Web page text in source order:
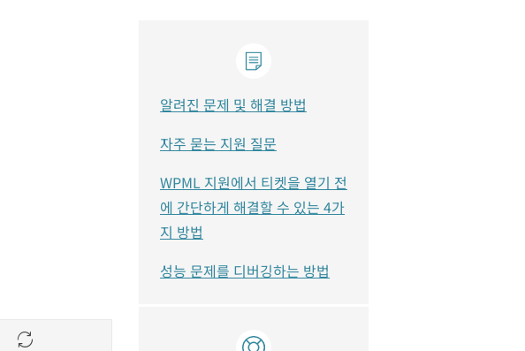
알려진 문제 및 해결 방법
자주 묻는 지원 질문
WPML 지원에서 티켓을 열기 전
에 간단하게 해결할 수 있는 4가
지 방법
성능 문제를 디버깅하는 방법